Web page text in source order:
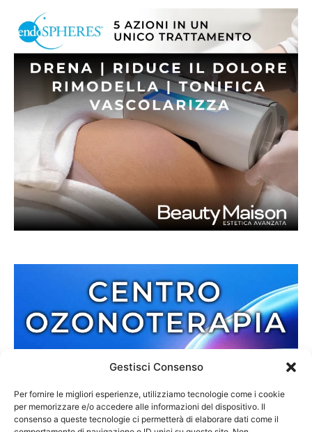
Gestisci Consenso
Per fornire le migliori esperienze, utilizziamo tecnologie come i cookie
per memorizzare e/o accedere alle informazioni del dispositivo. Il
consenso a queste tecnologie ci permetterà di elaborare dati come il